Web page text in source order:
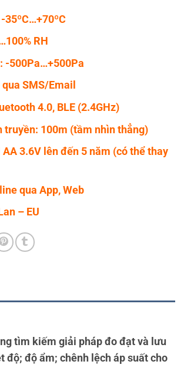
35ºC…+70ºC
RH
-500Pa…+500Pa
SMS/Email
4.0, BLE (2.4GHz)
truyền: 100m (tầm nhìn thẳng)
AA 3.6V lên đến 5 năm (có thể thay
qua App, Web
– EU
tìm kiếm giải pháp đo đạt và lưu
độ; độ ẩm; chênh lệch áp suất cho